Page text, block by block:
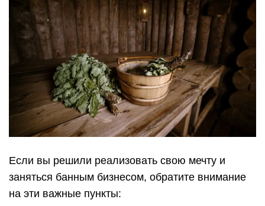
Если вы решили реализовать свою мечту и
заняться банным бизнесом, обратите внимание
на эти важные пункты: